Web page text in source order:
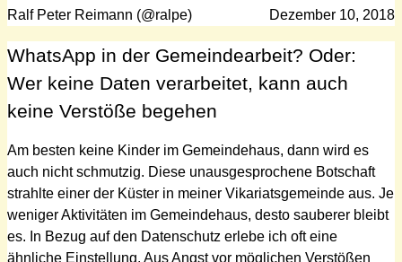
Ralf Peter Reimann (@ralpe) Dezember 10, 2018
WhatsApp in der Gemeindearbeit? Oder:
Wer keine Daten verarbeitet, kann auch
keine Verstöße begehen
Am besten keine Kinder im Gemeindehaus, dann wird es
auch nicht schmutzig. Diese unausgesprochene Botschaft
strahlte einer der Küster in meiner Vikariatsgemeinde aus. Je
weniger Aktivitäten im Gemeindehaus, desto sauberer bleibt
es. In Bezug auf den Datenschutz erlebe ich oft eine
ähnliche Einstellung. Aus Angst vor möglichen Verstößen